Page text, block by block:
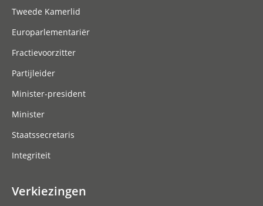
Tweede Kamerlid
Europarlementariër
Fractievoorzitter
Partijleider
Minister-president
Minister
Staatssecretaris
Integriteit
Verkiezingen